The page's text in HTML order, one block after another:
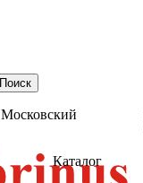
Московский
Каталог